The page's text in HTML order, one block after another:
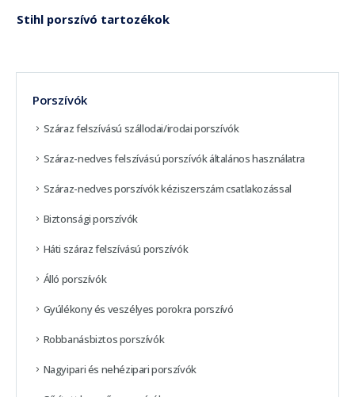
Stihl porszívó tartozékok
Porszívók
Száraz felszívású szállodai/irodai porszívók
Száraz-nedves felszívású porszívók általános használatra
Száraz-nedves porszívók kéziszerszám csatlakozással
Biztonsági porszívók
Háti száraz felszívású porszívók
Álló porszívók
Gyúlékony és veszélyes porokra porszívó
Robbanásbiztos porszívók
Nagyipari és nehézipari porszívók